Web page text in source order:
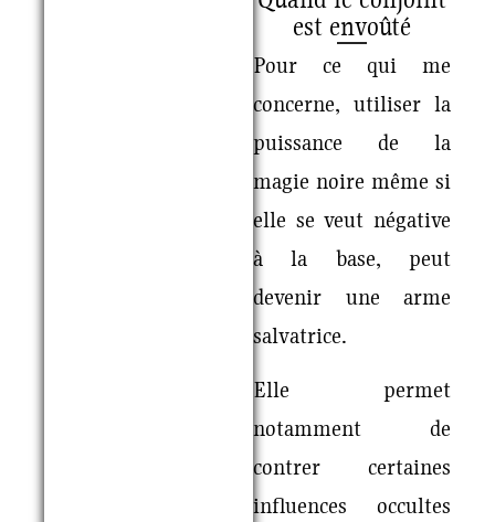
est envoûté
Pour ce qui me
concerne, utiliser la
puissance de la
magie noire même si
elle se veut négative
à la base, peut
devenir une arme
salvatrice.
Elle permet
notamment de
contrer certaines
influences occultes